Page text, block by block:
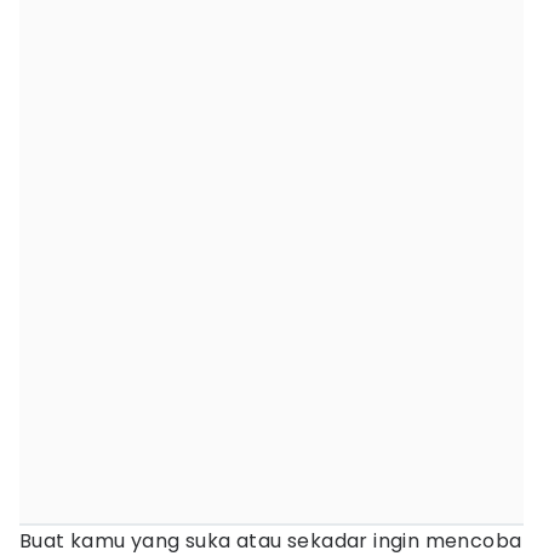
Buat kamu yang suka atau sekadar ingin mencoba